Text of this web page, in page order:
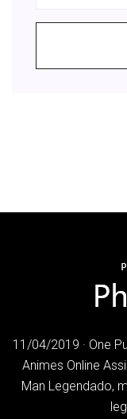
11/04/2019 · One
Animes Online
Man Legendado,